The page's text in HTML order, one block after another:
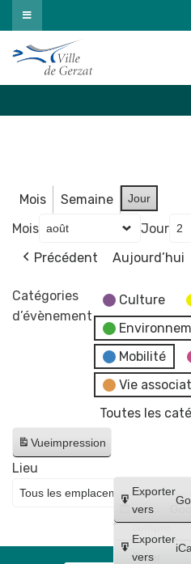
Passer
au
contenu
Mois Semaine Jour
Mois Jour
Précédent
Aujourd’hui
Catégories
d’évènement
Culture
Mobilité
Vie
Toutes les
Vueimpression
Créer
un
compte
Créer
Exporter
vers
Exporter
vers
Lieu